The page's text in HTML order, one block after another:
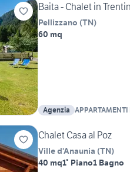
Baita - Chalet in
Pellizzano (TN)
60 mq
Agenzia APPARTAMENTI
Chalet Casa al Poz
Ville d'Anaunia (TN)
40 mq1° Piano1 Bagno